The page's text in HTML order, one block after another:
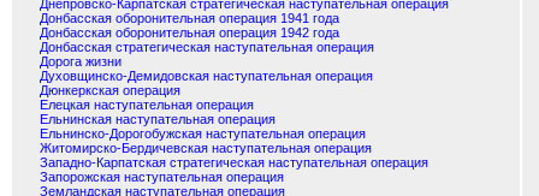
Днепровско-Карпатская стратегическая наступательная операция
Донбасская оборонительная операция 1941 года
Донбасская оборонительная операция 1942 года
Донбасская стратегическая наступательная операция
Дорога жизни
Духовщинско-Демидовская наступательная операция
Дюнкеркская операция
Елецкая наступательная операция
Ельнинская наступательная операция
Ельнинско-Дорогобужская наступательная операция
Житомирско-Бердичевская наступательная операция
Западно-Карпатская стратегическая наступательная операция
Запорожская наступательная операция
Земландская наступательная операция